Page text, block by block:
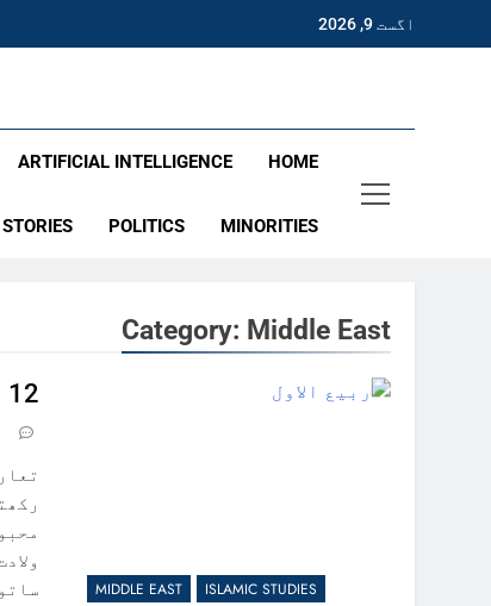
اگست 9, 2026
HOME
ARTIFICIAL INTELLIGENCE
MINORITIES
POLITICS
Category: Middle East
ISLAMIC STUDIES
MIDDLE EAST
12 ربیع الاول: روشنی اور رحمت کا دن